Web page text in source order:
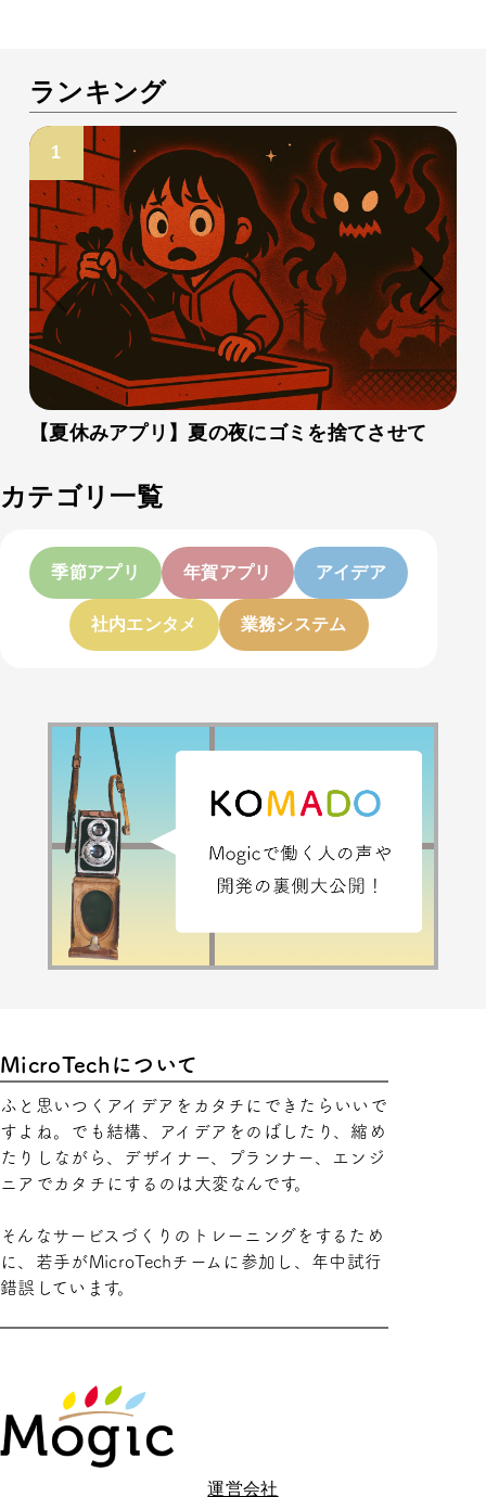
ランキング
【夏休みアプリ】夏の夜にゴミを捨てさせて
カテゴリ一覧
季節アプリ 年賀アプリ アイデア
社内エンタメ 業務システム
MicroTechについて
ふと思いつくアイデアをカタチにできたらいいで
すよね。でも結構、アイデアをのばしたり、縮め
たりしながら、デザイナー、プランナー、エンジ
ニアでカタチにするのは大変なんです。
そんなサービスづくりのトレーニングをするため
に、若手がMicroTechチームに参加し、年中試行
錯誤しています。
運営会社